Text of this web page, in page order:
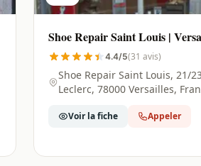
Shoe Repair Saint Louis |
4.4/5(31 avis)
Shoe Repair Saint Louis, 21/
Leclerc, 78000 Versailles,
Voir la fiche Appeler